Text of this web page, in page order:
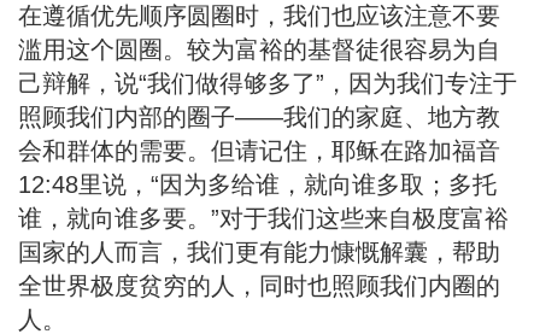
在遵循优先顺序圆圈时，我们也应该注意不要
滥用这个圆圈。较为富裕的基督徒很容易为自
己辩解，说“我们做得够多了”，因为我们专注于
照顾我们内部的圈子——我们的家庭、地方教
会和群体的需要。但请记住，耶稣在路加福音
12:48里说，“因为多给谁，就向谁多取；多托
谁，就向谁多要。”对于我们这些来自极度富裕
国家的人而言，我们更有能力慷慨解囊，帮助
全世界极度贫穷的人，同时也照顾我们内圈的
人。